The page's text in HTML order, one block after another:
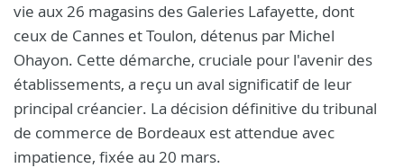
vie aux 26 magasins des Galeries Lafayette, dont
ceux de Cannes et Toulon, détenus par Michel
Ohayon. Cette démarche, cruciale pour l'avenir des
établissements, a reçu un aval significatif de leur
principal créancier. La décision définitive du tribunal
de commerce de Bordeaux est attendue avec
impatience, fixée au 20 mars.